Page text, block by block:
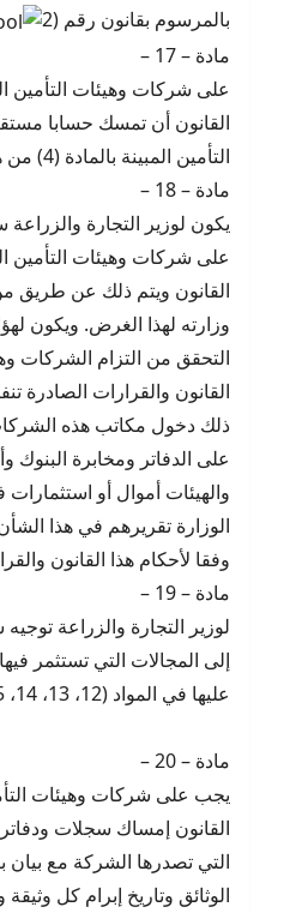
بالمرسوم بقانون رقم (2
مادة – 17 –
على شركات وهيئات التأمين
القانون أن تمسك حسابا
التأمين المبينة بالمادة (4) من هذا القانون.
مادة – 18 –
يكون لوزير التجارة
على شركات وهيئات التأمين
القانون ويتم ذلك عن طريق
وزارته لهذا الغرض. ويكون
التحقق من التزام الشركات
القانون والقرارات الصادرة
ذلك دخول مكاتب هذه
على الدفاتر ومخابرة
والهيئات أموال أو
الوزارة تقريرهم في هذا
وفقا لأحكام هذا القانون
مادة – 19 –
لوزير التجارة والزراعة
إلى المجالات التي تستثمر
عليها في المواد (12، 13، 14، 15) من هذا القانون.
مادة – 20 –
يجب على شركات وهيئات
القانون إمساك سجلات ودفاتر
التي تصدرها الشركة مع بيان
الوثائق وتاريخ إبرام كل